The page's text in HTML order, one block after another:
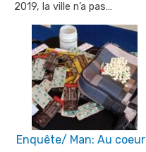
2019, la ville n’a pas…
Enquête/ Man: Au coeur